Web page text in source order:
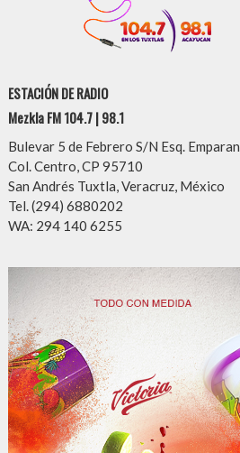
ESTACIÓN DE RADIO
Mezkla FM 104.7 | 98.1
Bulevar 5 de Febrero S/N Esq. Emparan
Col. Centro, CP 95710
San Andrés Tuxtla, Veracruz, México
Tel. (294) 6880202
WA: 294 140 6255